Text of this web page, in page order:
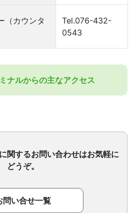
（カウンタ
Tel.076-432-
0543
ナルからの主なアクセス
関するお問い合わせはお気軽に
どうぞ。
問い合せ一覧